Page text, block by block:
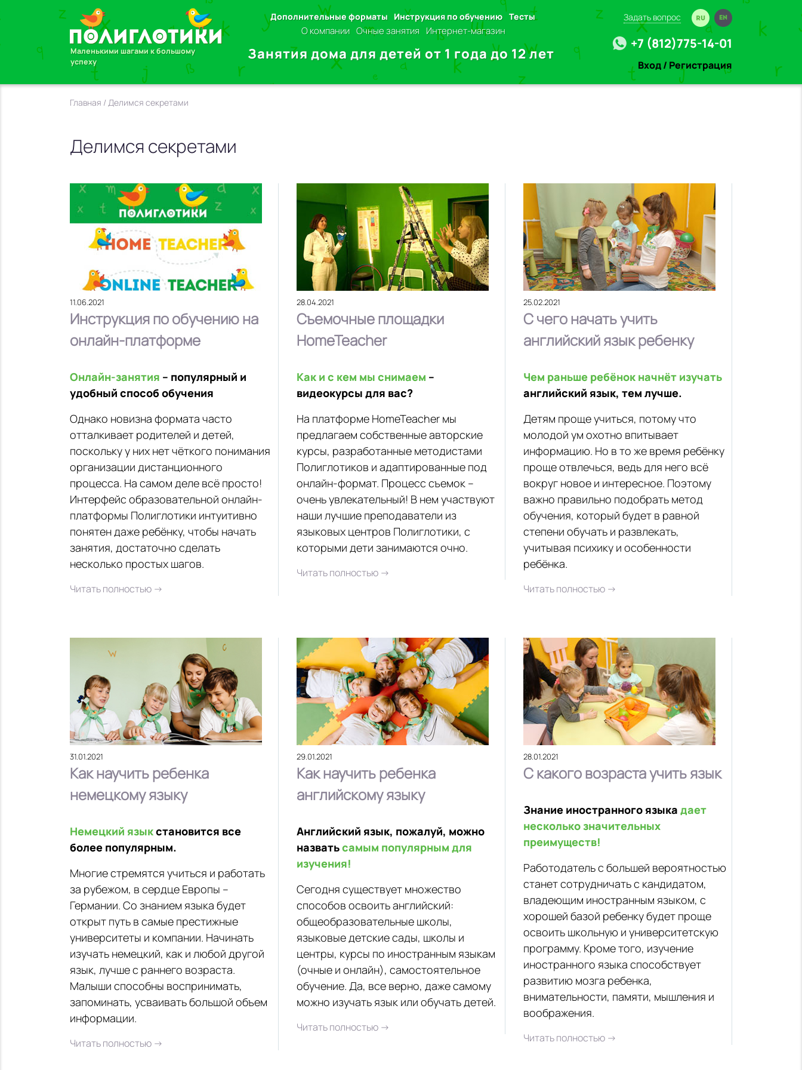
Маленькими шагами к большому
успеху
Инструкция по обучению
Дополнительные форматы Тесты
О компании Очные занятия Интернет-магазин
Занятия дома для детей от 1 года до 12 лет
Задать вопрос
+7 (812)775-14-01
Вход/ Регистрация
Главная / Делимся секретами
Делимся секретами
11.06.2021
Инструкция по обучению на
онлайн-платформе
Онлайн-занятия – популярный и
удобный способ обучения
Однако новизна формата часто
отталкивает родителей и детей,
поскольку у них нет чёткого понимания
организации дистанционного
процесса. На самом деле всё просто!
Интерфейс образовательной онлайн-
платформы Полиглотики интуитивно
понятен даже ребёнку, чтобы начать
занятия, достаточно сделать
несколько простых шагов.
Читать полностью →
28.04.2021
Съемочные площадки
HomeTeacher
Как и с кем мы снимаем –
видеокурсы для вас?
На платформе HomeTeacher мы
предлагаем собственные авторские
курсы, разработанные методистами
Полиглотиков и адаптированные под
онлайн-формат. Процесс съемок –
очень увлекательный! В нем участвуют
наши лучшие преподаватели из
языковых центров Полиглотики, с
которыми дети занимаются очно.
Читать полностью →
25.02.2021
С чего начать учить
английский язык ребенку
Чем раньше ребёнок начнёт изучать
английский язык, тем лучше.
Детям проще учиться, потому что
молодой ум охотно впитывает
информацию. Но в то же время ребёнку
проще отвлечься, ведь для него всё
вокруг новое и интересное. Поэтому
важно правильно подобрать метод
обучения, который будет в равной
степени обучать и развлекать,
учитывая психику и особенности
ребёнка.
Читать полностью →
31.01.2021
Как научить ребенка
немецкому языку
Немецкий языкстановится все
более популярным.
Многие стремятся учиться и работать
за рубежом, в сердце Европы –
Германии. Со знанием языка будет
открыт путь в самые престижные
университеты и компании. Начинать
изучать немецкий, как и любой другой
язык, лучше с раннего возраста.
Малыши способны воспринимать,
запоминать, усваивать большой объем
информации.
Читать полностью →
29.01.2021
Как научить ребенка
английскому языку
Английский язык, пожалуй, можно
назватьсамым популярным для
изучения!
Сегодня существует множество
способов освоить английский:
общеобразовательные школы,
языковые детские сады, школы и
центры, курсы по иностранным языкам
(очные и онлайн), самостоятельное
обучение. Да, все верно, даже самому
можно изучать язык или обучать детей.
Читать полностью →
28.01.2021
С какого возраста учить язык
Знание иностранного языка дает
несколько значительных
преимуществ!
Работодатель с большей вероятностью
станет сотрудничать с кандидатом,
владеющим иностранным языком, с
хорошей базой ребенку будет проще
освоить школьную и университетскую
программу. Кроме того, изучение
иностранного языка способствует
развитию мозга ребенка,
внимательности, памяти, мышления и
воображения.
Читать полностью →